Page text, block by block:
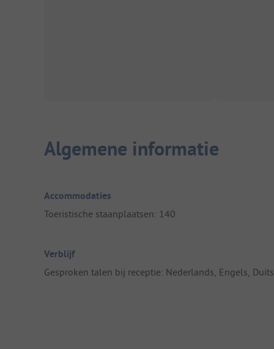
Algemene informatie
Accommodaties
Toeristische staanplaatsen: 140
Verblijf
Gesproken talen bij receptie: Nederlands, Engels, Duits